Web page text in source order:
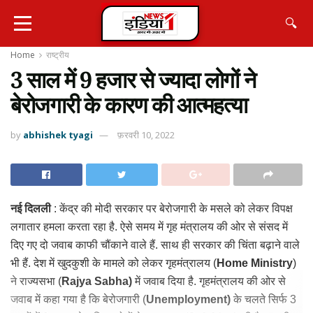
🔍
Home राष्ट्रीय
3 साल में 9 हजार से ज्यादा लोगों ने
बेरोजगारी के कारण की आत्महत्या
by abhishek tyagi फ़रवरी 10, 2022
नई दिलली : केंद्र की मोदी सरकार पर बेरोजगारी के मसले को लेकर विपक्ष
लगातार हमला करता रहा है. ऐसे समय में गृह मंत्रालय की ओर से संसद में
दिए गए दो जवाब काफी चौंकाने वाले हैं. साथ ही सरकार की चिंता बढ़ाने वाले
भी हैं. देश में खुदकुशी के मामले को लेकर गृहमंत्रालय (Home Ministry)
ने राज्यसभा (Rajya Sabha)में जवाब दिया है. गृहमंत्रालय की ओर से
जवाब में कहा गया है कि बेरोजगारी (Unemployment) के चलते सिर्फ 3